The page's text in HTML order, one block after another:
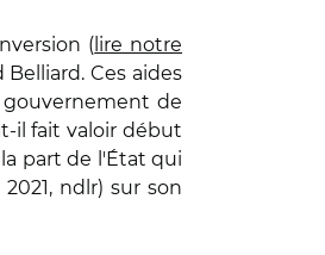
( lire notre
Ces aides
gouvernement de
il fait valoir début
part de l'État qui
ndlr) sur son